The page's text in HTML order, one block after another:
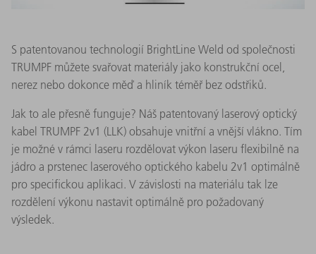
S patentovanou technologií BrightLine Weld od společnosti
TRUMPF můžete svařovat materiály jako konstrukční ocel,
nerez nebo dokonce měď a hliník téměř bez odstřiků.
Jak to ale přesně funguje? Náš patentovaný laserový optický
kabel TRUMPF 2v1 (LLK) obsahuje vnitřní a vnější vlákno. Tím
je možné v rámci laseru rozdělovat výkon laseru flexibilně na
jádro a prstenec laserového optického kabelu 2v1 optimálně
pro specifickou aplikaci. V závislosti na materiálu tak lze
rozdělení výkonu nastavit optimálně pro požadovaný
výsledek.